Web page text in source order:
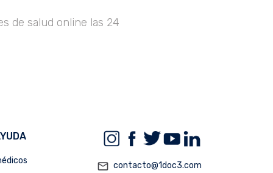
de salud online las 24
mail_outline contacto@1doc3.com